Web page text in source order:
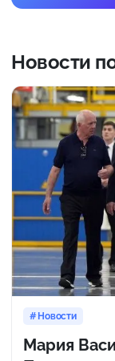
Новости
Новости
Мария